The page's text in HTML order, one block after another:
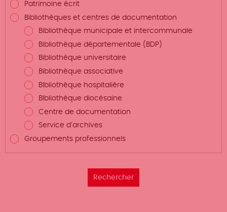
Patrimoine écrit
Bibliothèques et centres de documentation
Bibliothèque municipale et intercommunale
Bibliothèque départementale (BDP)
Bibliothèque universitaire
Bibliothèque associative
BIbliothèque hospitalière
BIbliothèque diocésaine
Centre de documentation
Service d’archives
Groupements professionnels